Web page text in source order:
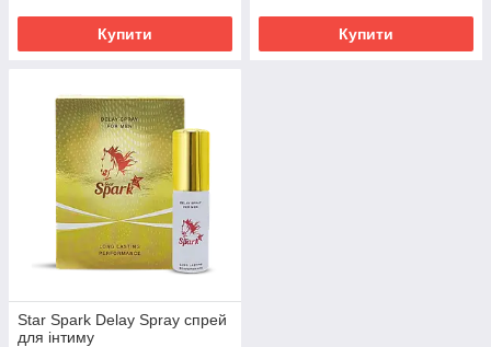
Купити Купити
Star Spark Delay Spray спрей
для інтиму